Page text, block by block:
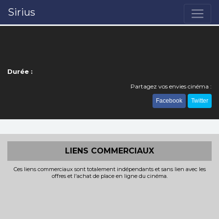
Sirius
Durée :
Partagez vos envies cinéma :
Facebook Twitter
LIENS COMMERCIAUX
Ces liens commerciaux sont totalement indépendants et sans lien avec les
offres et l'achat de place en ligne du cinéma.